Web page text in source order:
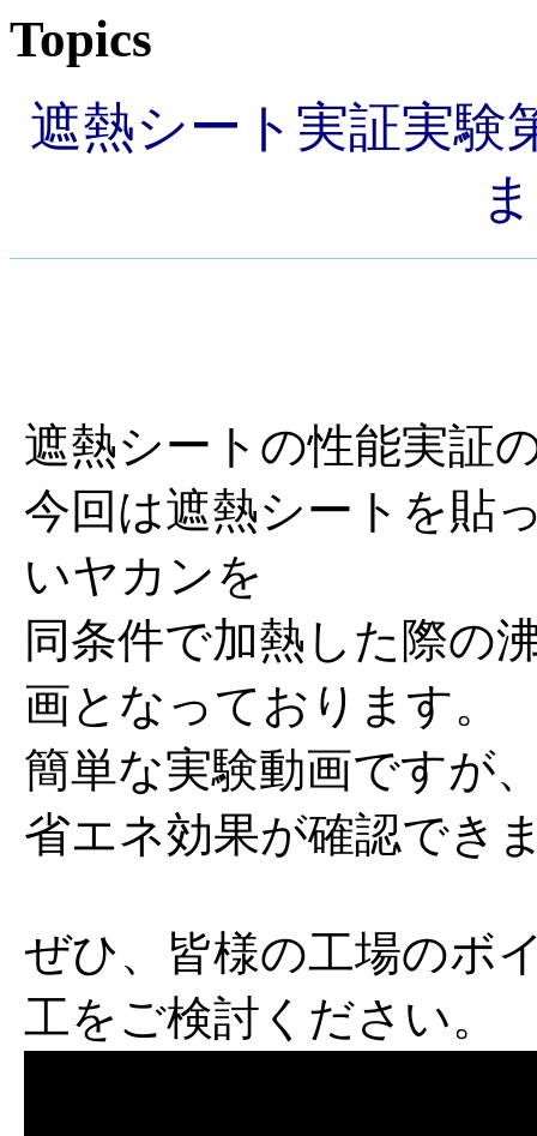
Topics
遮熱シート実証実
遮熱シートの性能実証
今回は遮熱シートを貼
いヤカンを
同条件で加熱した際の
画となっております。
簡単な実験動画ですが
省エネ効果が確認でき
ぜひ、皆様の工場のボ
工をご検討ください。